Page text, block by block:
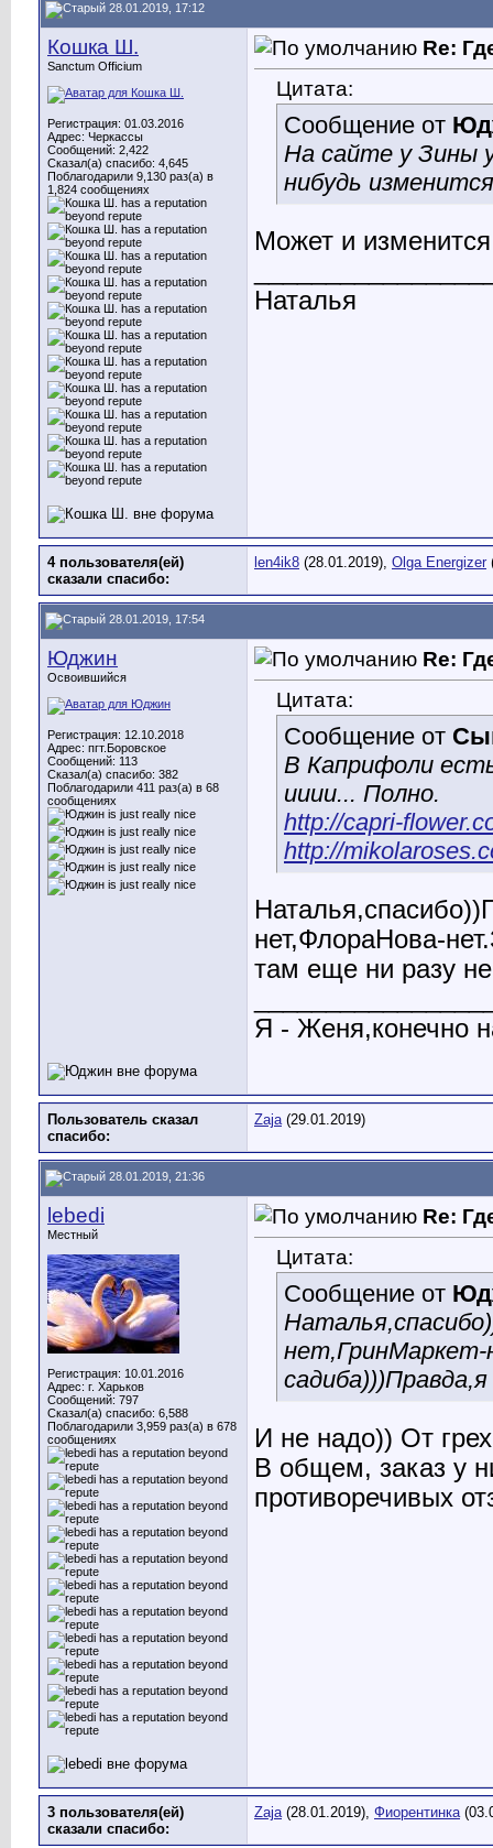
28.01.2019, 17:12
Кошка Ш.
Sanctum Officium
Регистрация: 01.03.2016
Адрес: Черкассы
Сообщений: 2,422
Сказал(а) спасибо: 4,645
Поблагодарили 9,130 раз(а) в
1,824 сообщениях
Re:
Цитата:
Сообщение от
На сайте у Зины
нибудь
Может и
Наталья
4 пользователя(ей)
сказали cпасибо:
len4ik8 (28.01.2019), Olga Energizer
28.01.2019, 17:54
Юджин
Освоившийся
Регистрация: 12.10.2018
Адрес: пгт.Боровское
Сообщений: 113
Сказал(а) спасибо: 382
Поблагодарили 411 раз(а) в 68
сообщениях
Re:
Цитата:
Сообщение от
В Каприфоли
ииии... Полно.
http://capri-
http://
нет,ФлораНова-
там еще ни разу
Я - Женя,конечно
Пользователь сказал
cпасибо:
Zaja(29.01.2019)
28.01.2019, 21:36
lebedi
Местный
Регистрация: 10.01.2016
Адрес: г. Харьков
Сообщений: 797
Сказал(а) спасибо: 6,588
Поблагодарили 3,959 раз(а) в 678
сообщениях
Re:
Цитата:
Сообщение от
И не надо)) От
В общем, заказ у
противоречивых
3 пользователя(ей)
сказали cпасибо:
Zaja(28.01.2019), Фиорентинка